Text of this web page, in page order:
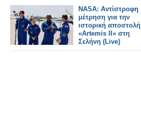
NASA: Αντίστροφη
μέτρηση για την
ιστορική αποστολή
«Artemis II» στη
Σελήνη (Live)